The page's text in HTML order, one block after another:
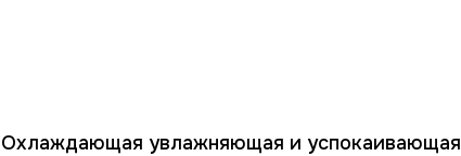
Охлаждающая увлажняющая и успокаивающая